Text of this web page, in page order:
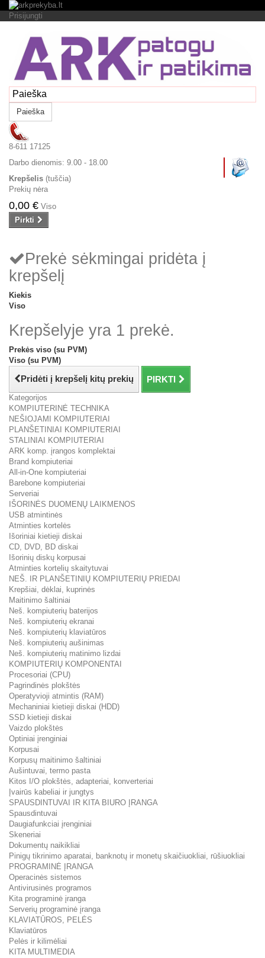
Prisijungti
Paieška
8-611 17125
Darbo dienomis: 9.00 - 18.00
Krepšelis (tuščia)
Prekių nėra
0,00 € Viso
Pirkti
Prekė sėkmingai pridėta į
krepšelį
Kiekis
Viso
Krepšelyje yra 1 prekė.
Prekės viso (su PVM)
Viso (su PVM)
Pridėti į krepšelį kitų prekių PIRKTI
Kategorijos
KOMPIUTERINĖ TECHNIKA
NEŠIOJAMI KOMPIUTERIAI
PLANŠETINIAI KOMPIUTERIAI
STALINIAI KOMPIUTERIAI
ARK komp. įrangos komplektai
Brand kompiuteriai
All-in-One kompiuteriai
Barebone kompiuteriai
Serveriai
IŠORINĖS DUOMENŲ LAIKMENOS
USB atmintinės
Atminties kortelės
Išoriniai kietieji diskai
CD, DVD, BD diskai
Išorinių diskų korpusai
Atminties kortelių skaitytuvai
NEŠ. IR PLANŠETINIŲ KOMPIUTERIŲ PRIEDAI
Krepšiai, dėklai, kuprinės
Maitinimo šaltiniai
Neš. kompiuterių baterijos
Neš. kompiuterių ekranai
Neš. kompiuterių klaviatūros
Neš. kompiuterių aušinimas
Neš. kompiuterių matinimo lizdai
KOMPIUTERIŲ KOMPONENTAI
Procesoriai (CPU)
Pagrindinės plokštės
Operatyvioji atmintis (RAM)
Mechaniniai kietieji diskai (HDD)
SSD kietieji diskai
Vaizdo plokštės
Optiniai įrenginiai
Korpusai
Korpusų maitinimo šaltiniai
Aušintuvai, termo pasta
Kitos I/O plokštės, adapteriai, konverteriai
Įvairūs kabeliai ir jungtys
SPAUSDINTUVAI IR KITA BIURO ĮRANGA
Spausdintuvai
Daugiafunkciai įrenginiai
Skeneriai
Dokumentų naikikliai
Pinigų tikrinimo aparatai, banknotų ir monetų skaičiuokliai, rūšiuokliai
PROGRAMINĖ ĮRANGA
Operacinės sistemos
Antivirusinės programos
Kita programinė įranga
Serverių programinė įranga
KLAVIATŪROS, PELĖS
Klaviatūros
Pelės ir kilimėliai
KITA MULTIMEDIA